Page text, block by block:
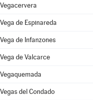
Vegacervera
Vega de Espinareda
Vega de Infanzones
Vega de Valcarce
Vegaquemada
Vegas del Condado